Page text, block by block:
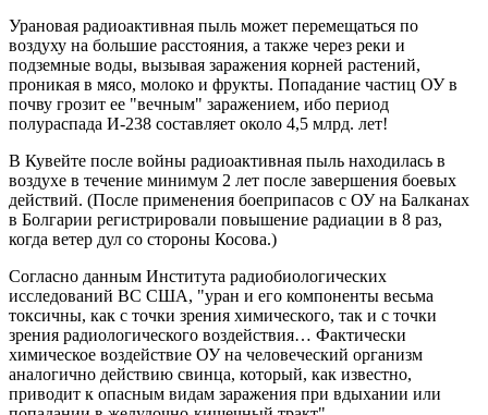
Урановая радиоактивная пыль может перемещаться по
воздуху на большие расстояния, а также через реки и
подземные воды, вызывая заражения корней растений,
проникая в мясо, молоко и фрукты. Попадание частиц ОУ в
почву грозит ее "вечным" заражением, ибо период
полураспада И-238 составляет около 4,5 млрд. лет!
В Кувейте после войны радиоактивная пыль находилась в
воздухе в течение минимум 2 лет после завершения боевых
действий. (После применения боеприпасов с ОУ на Балканах
в Болгарии регистрировали повышение радиации в 8 раз,
когда ветер дул со стороны Косова.)
Согласно данным Института радиобиологических
исследований ВС США, "уран и его компоненты весьма
токсичны, как с точки зрения химического, так и с точки
зрения радиологического воздействия… Фактически
химическое воздействие ОУ на человеческий организм
аналогично действию свинца, который, как известно,
приводит к опасным видам заражения при вдыхании или